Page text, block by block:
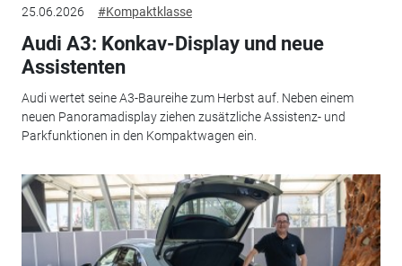
25.06.2026 #Kompaktklasse
Audi A3: Konkav-Display und neue
Assistenten
Audi wertet seine A3-Baureihe zum Herbst auf. Neben einem
neuen Panoramadisplay ziehen zusätzliche Assistenz- und
Parkfunktionen in den Kompaktwagen ein.